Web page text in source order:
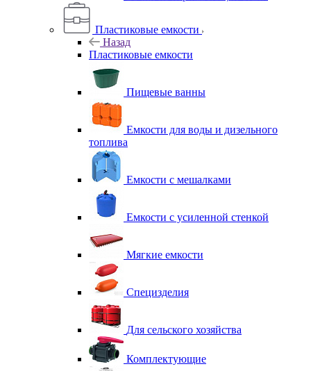
Пластиковые емкости
Назад
Пластиковые емкости
Пищевые ванны
Емкости для воды и дизельного
топлива
Емкости с мешалками
Емкости с усиленной стенкой
Мягкие емкости
Специзделия
Для сельского хозяйства
Комплектующие